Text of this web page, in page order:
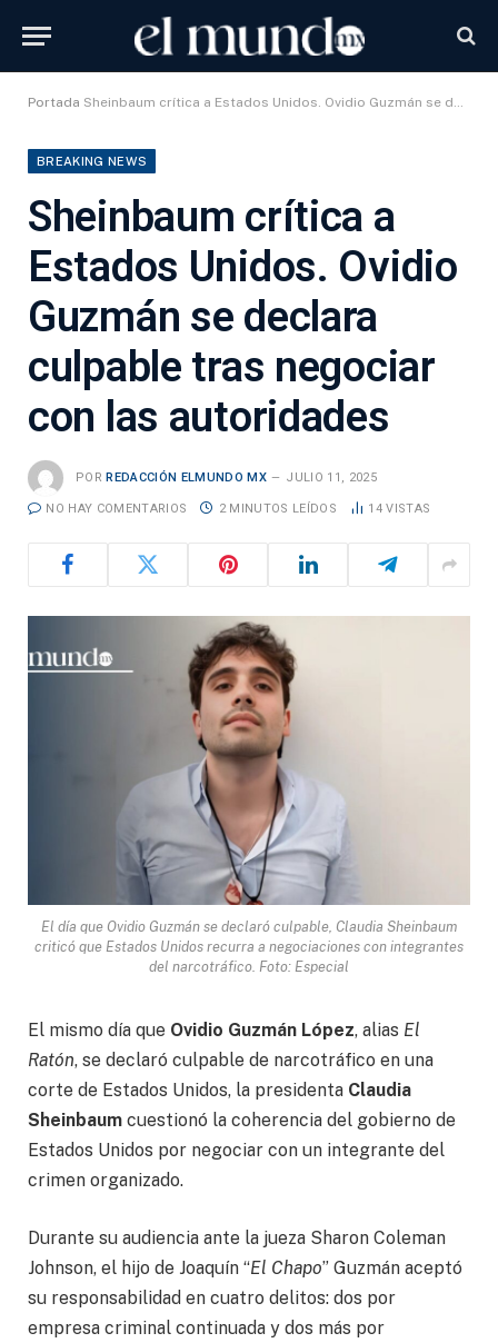
Portada Sheinbaum crítica a Estados Unidos. Ovidio Guzmán se declara culpable tras negociar con las autoridades
BREAKING NEWS
Sheinbaum crítica a
Estados Unidos. Ovidio
Guzmán se declara
culpable tras negociar
con las autoridades
POR REDACCIÓN ELMUNDO MX JULIO 11, 2025
NO HAY COMENTARIOS 2 MINUTOS LEÍDOS 14VISTAS
El día que Ovidio Guzmán se declaró culpable, Claudia Sheinbaum
criticó que Estados Unidos recurra a negociaciones con integrantes
del narcotráfico. Foto: Especial
El mismo día que Ovidio Guzmán López, alias El
Ratón, se declaró culpable de narcotráfico en una
corte de Estados Unidos, la presidenta Claudia
Sheinbaum cuestionó la coherencia del gobierno de
Estados Unidos por negociar con un integrante del
crimen organizado.
Durante su audiencia ante la jueza Sharon Coleman
Johnson, el hijo de Joaquín “El Chapo” Guzmán aceptó
su responsabilidad en cuatro delitos: dos por
empresa criminal continuada y dos más por